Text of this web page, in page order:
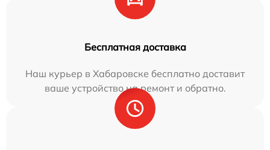
Бесплатная доставка
Наш курьер в Хабаровске бесплатно доставит
ваше устройство на ремонт и обратно.